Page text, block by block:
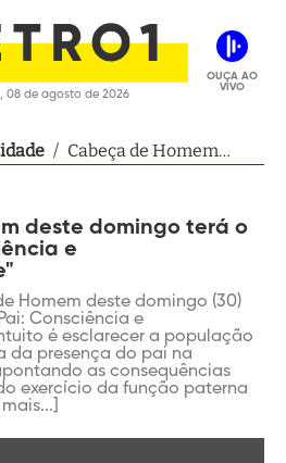
08 de agosto de 2026
OUÇA AO
VIVO
/ Cabeça de Homem
e Responsabilidade"
deste domingo terá o
e
Homem deste domingo (30)
Consciência e
é esclarecer a população
da presença do pai na
as consequências
exercício da função paterna